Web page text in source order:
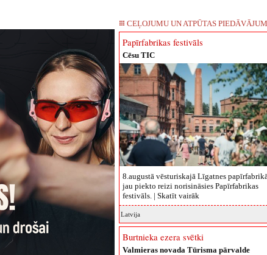
CEĻOJUMU UN ATPŪTAS
Papīrfabrikas festivāls
Cēsu TIC
8.augustā vēsturiskajā Līgatnes
jau piekto reizi norisināsies Papīrfabrikas
festivāls. | Skatīt vairāk
Latvija
Burtnieka ezera svētki
Valmieras novada Tūrisma pārvalde